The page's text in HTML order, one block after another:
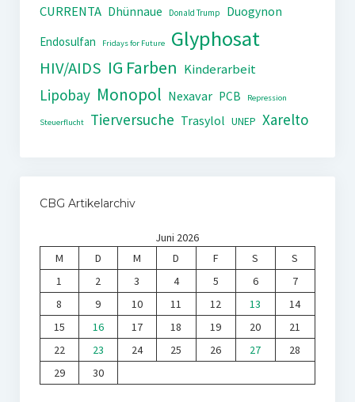
CURRENTA Dhünnaue Donald Trump
Duogynon
Endosulfan
Fridays for Future Glyphosat
HIV/AIDS IG Farben Kinderarbeit
Lipobay Monopol Nexavar PCB Repression
Steuerflucht Tierversuche Trasylol UNEP Xarelto
CBG Artikelarchiv
Juni 2026
M
D M D F S
S
1
2 3 4 5 6
7
8
9 10 11 12 13
14
15
16 17 18 19 20
21
22
23 24 25 26 27
28
29
30